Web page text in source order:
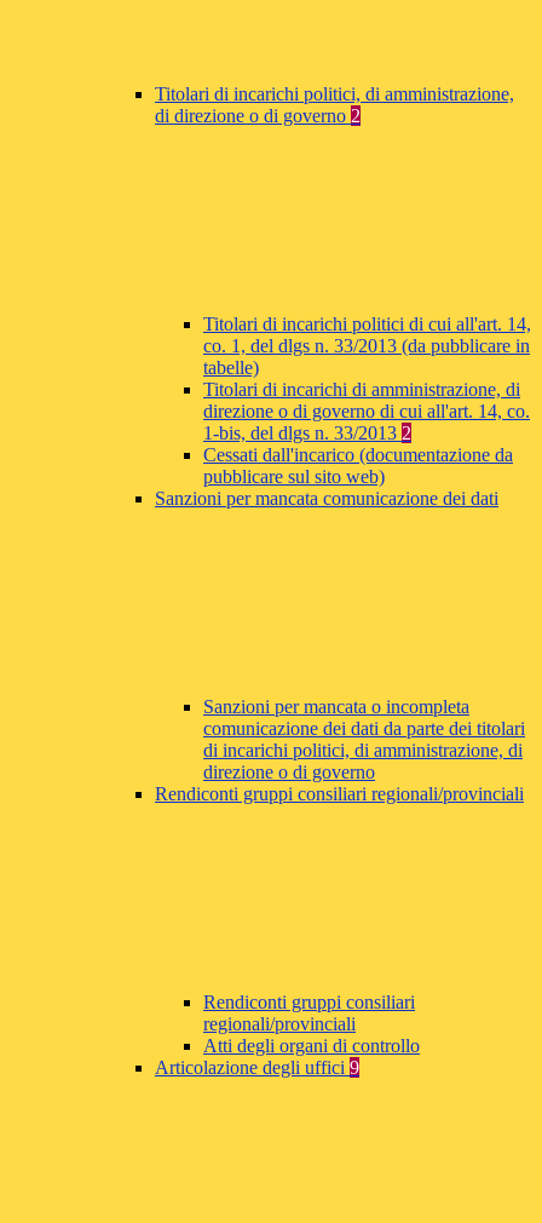
Titolari di incarichi politici, di amministrazione,
di direzione o di governo 2
Titolari di incarichi politici di cui all'art. 14,
co. 1, del dlgs n. 33/2013 (da pubblicare in
tabelle)
Titolari di incarichi di amministrazione, di
direzione o di governo di cui all'art. 14, co.
1-bis, del dlgs n. 33/2013 2
Cessati dall'incarico (documentazione da
pubblicare sul sito web)
Sanzioni per mancata comunicazione dei dati
Sanzioni per mancata o incompleta
comunicazione dei dati da parte dei titolari
di incarichi politici, di amministrazione, di
direzione o di governo
Rendiconti gruppi consiliari regionali/provinciali
Rendiconti gruppi consiliari
regionali/provinciali
Atti degli organi di controllo
Articolazione degli uffici 9